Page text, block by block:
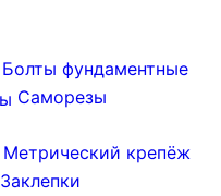
Болты фундаментные
Саморезы
Метрический крепёж
Заклепки